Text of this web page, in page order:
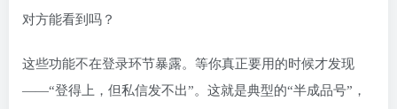
对方能看到吗？
这些功能不在登录环节暴露。等你真正要用的时候才发现
——“登得上，但私信发不出”。这就是典型的“半成品号”，